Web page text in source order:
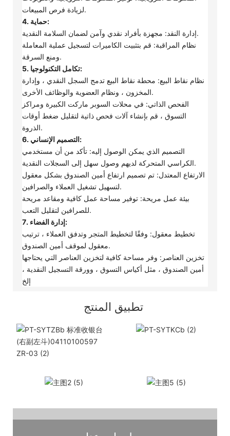
لزيادة فرص المبيعات.
4. حماية:
إدارة النقد: مجهزة بأفراد نقدي وآمن لضمان السلامة النقدية.
نظام المراقبة: قم بتثبيت الكاميرات لتسجيل عملية المعاملة
ومنع السرقة.
5. تكامل التكنولوجيا:
نظام نقاط البيع: محطة نقاط البيع تدمج السجل النقدي ، وإدارة
المخزون ، ونظام العضوية والوظائف الأخرى.
الفحص الذاتي: في محلات السوبر ماركت الكبيرة ومراكز
التسوق ، قم بإنشاء آلات فحص ذاتية لتقليل ضغط أوقات
الذروة.
6. التصميم الإنساني:
التصميم الذي يمكن الوصول إليه: تأكد من أن مستخدمي
الكراسي المتحركة لديهم وصول سهل إلى السجلات النقدية.
الارتفاع المعتدل: تم تصميم ارتفاع أمين الصندوق بشكل معقول
لتسهيل تشغيل العملاء والصرافين.
بيئة عمل مريحة: توفير مساحة عمل كافية ومقاعد مريحة
للصرافين لتقليل التعب.
7. إدارة الفضاء:
تخطيط معقول: وفقًا لتخطيط المتجر وتدفق العملاء ، ترتيب
معقول لموقف أمين الصندوق.
تخزين العناصر: وفر مساحة كافية لتخزين العناصر التي يحتاجها
أمين الصندوق ، مثل أكياس التسوق ، وورقة التسجيل النقدية ،
إلخ